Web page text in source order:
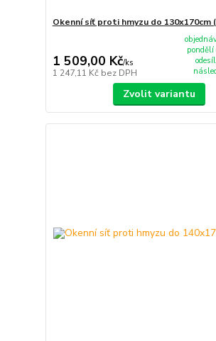
Okenní síť proti hmyzu do 130x170cm
1 509,00 Kč/ks
1 247,11 Kč bez DPH
pondělí
Zvolit variantu